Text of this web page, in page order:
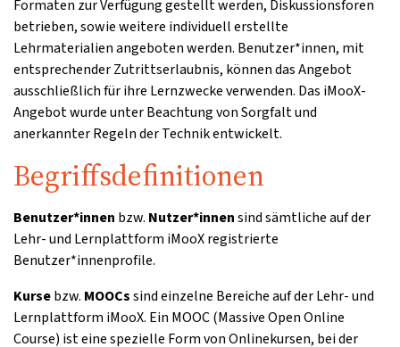
Formaten zur Verfügung gestellt werden, Diskussionsforen
betrieben, sowie weitere individuell erstellte
Lehrmaterialien angeboten werden. Benutzer*innen, mit
entsprechender Zutrittserlaubnis, können das Angebot
ausschließlich für ihre Lernzwecke verwenden. Das iMooX-
Angebot wurde unter Beachtung von Sorgfalt und
anerkannter Regeln der Technik entwickelt.
Begriffsdefinitionen
Benutzer*innen bzw. Nutzer*innensind sämtliche auf der
Lehr- und Lernplattform iMooX registrierte
Benutzer*innenprofile.
Kursebzw. MOOCssind einzelne Bereiche auf der Lehr- und
Lernplattform iMooX. Ein MOOC (Massive Open Online
Course) ist eine spezielle Form von Onlinekursen, bei der